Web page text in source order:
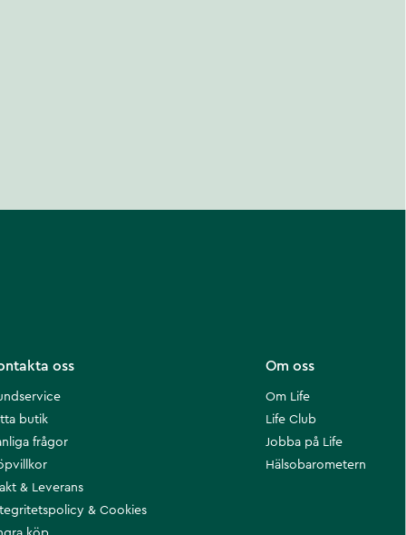
Om oss
Om Life
Life Club
Jobba på Life
Hälsobarometern
oss
butik
frågor
& Leverans
& Cookies